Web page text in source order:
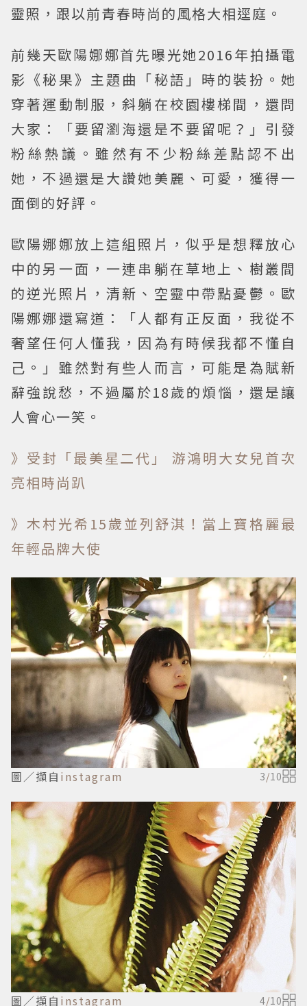
靈照，跟以前青春時尚的風格大相逕庭。
前幾天歐陽娜娜首先曝光她2016年拍攝電
影《秘果》主題曲「秘語」時的裝扮。她
穿著運動制服，斜躺在校園樓梯間，還問
大家：「要留瀏海還是不要留呢？」引發
粉絲熱議。雖然有不少粉絲差點認不出
她，不過還是大讚她美麗、可愛，獲得一
面倒的好評。
歐陽娜娜放上這組照片，似乎是想釋放心
中的另一面，一連串躺在草地上、樹叢間
的逆光照片，清新、空靈中帶點憂鬱。歐
陽娜娜還寫道：「人都有正反面，我從不
奢望任何人懂我，因為有時候我都不懂自
己。」雖然對有些人而言，可能是為賦新
辭強說愁，不過屬於18歲的煩惱，還是讓
人會心一笑。
》受封「最美星二代」 游鴻明大女兒首次
亮相時尚趴
》木村光希15歲並列舒淇！當上寶格麗最
年輕品牌大使
圖／擷自 instagram 3/10
圖／擷自 instagram 4/10